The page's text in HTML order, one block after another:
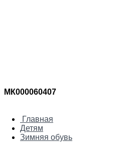
МК000060407
Главная
Детям
Зимняя обувь